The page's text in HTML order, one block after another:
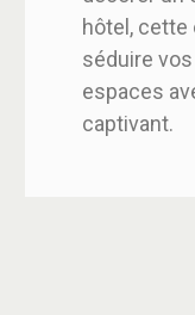
hôtel,
séduire
espaces
captivant.